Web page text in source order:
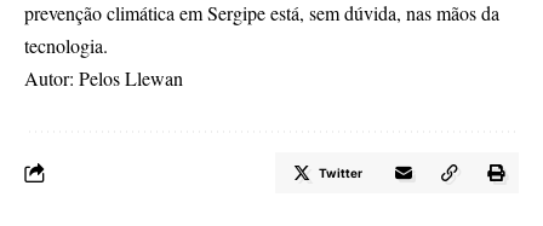
prevenção climática em Sergipe está, sem dúvida, nas mãos da
tecnologia.
Autor: Pelos Llewan
Twitter